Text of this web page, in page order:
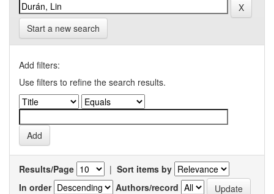
Start a new search
Add filters:
Use filters to refine the search results.
Results/Page | Sort items by
In order
Authors/record